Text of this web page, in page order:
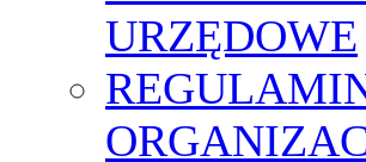
URZĘDOWE